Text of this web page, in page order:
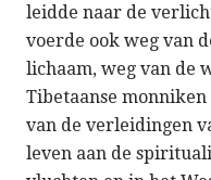
leidde naar de
voerde ook weg van
lichaam, weg van de
Tibetaanse
van de verleidingen
leven aan de